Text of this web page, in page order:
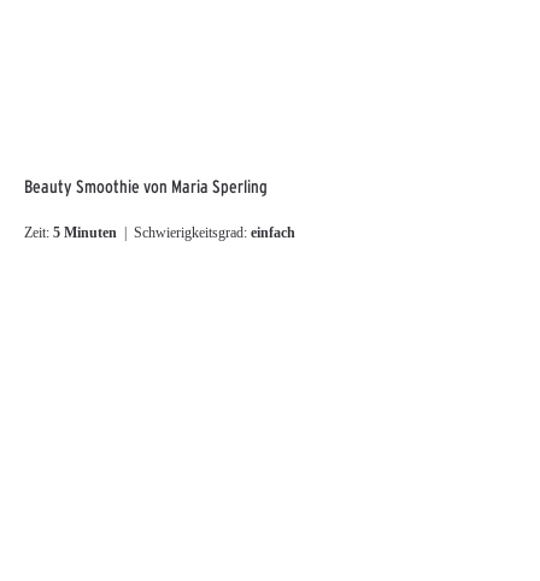
Beauty Smoothie von Maria Sperling
Zeit: 5 Minuten | Schwierigkeitsgrad: einfach